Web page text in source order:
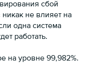
сбой
не влияет на
одна система
работать.
на уровне 99,982%.